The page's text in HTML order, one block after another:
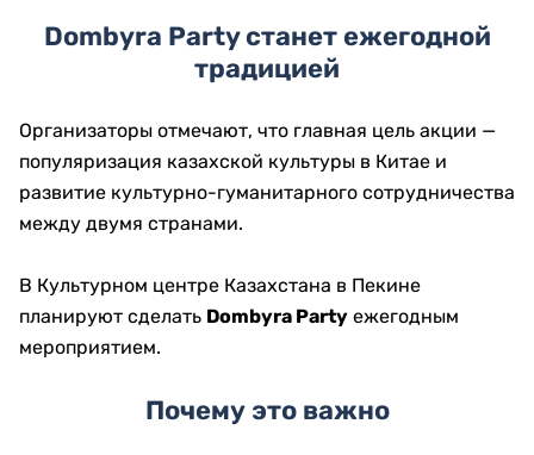
Dombyra Party станет ежегодной
традицией
Организаторы отмечают, что главная цель акции —
популяризация казахской культуры в Китае и
развитие культурно-гуманитарного сотрудничества
между двумя странами.
В Культурном центре Казахстана в Пекине
планируют сделать Dombyra Party ежегодным
мероприятием.
Почему это важно